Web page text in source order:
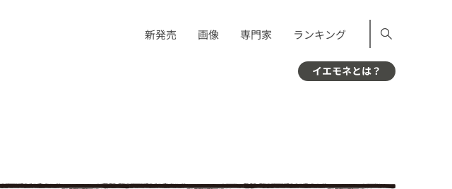
新発売 画像 専門家 ランキング
イエモネとは？